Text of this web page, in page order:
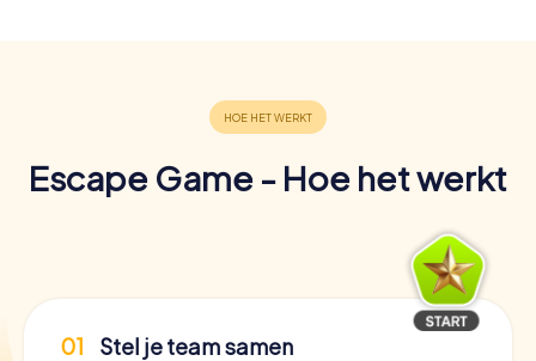
Escape Game - Hoe het werkt
01 Stel je team samen